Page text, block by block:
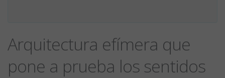
Arquitectura efímera que
pone a prueba los sentidos